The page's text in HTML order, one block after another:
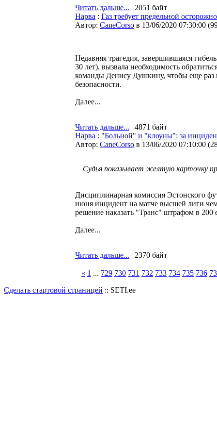
Читать дальше... | 2051 байт
Нарва : Газ требует предельной
Автор: CaneCorso в 13/06/2020 07:30:00 (
Недавняя трагедия, завершившаяся
30 лет), вызвала необходимость
команды Денису Душкину, чтобы еще раз
безопасности.
Далее...
Читать дальше... | 4871 байт
Нарва : "Больной" и "клоуны": за
Автор: CaneCorso в 13/06/2020 07:10:00 (
Судья показывает желтую карточку
Дисциплинарная комиссия Эстонского
июня инцидент на матче высшей лиги
решение наказать "Транс" штрафом в 200
Далее...
Читать дальше... | 2370 байт
« 1 ... 729 730 731 732 733 734 735 736
Сделать стартовой страницей :: SETI.ee